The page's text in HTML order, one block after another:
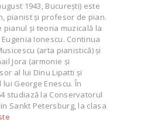
1943, Bucureşti) este
pianist şi profesor de pian.
pianul şi teoria muzicală la
Ionescu. Continua
(arta pianistică) şi
Jora (armonie şi
al lui Dinu Lipatti şi
George Enescu. În
studiază la Conservatorul
Sankt Petersburg, la clasa